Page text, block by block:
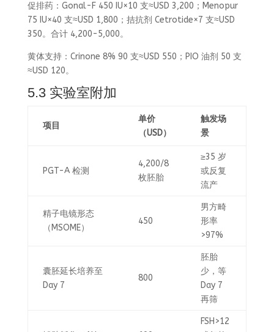
促排药：Gonal-F 450 IU×10 支≈USD 3,200；Menopur
75 IU×40 支≈USD 1,800；拮抗剂 Cetrotide×7 支≈USD
350。合计 4,200-5,000。
黄体支持：Crinone 8% 90 支≈USD 550；PIO 油剂 50 支
≈USD 120。
5.3 实验室附加
项目
单价
（USD）
触发场
景
PGT-A 检测
4,200/8
枚胚胎
≥35 岁
或反复
流产
精子电镜形态
（MSOME）
450
男方畸
形率
>97%
囊胚延长培养至
Day 7
800
胚胎
少，等
Day 7
再筛
FSH>12